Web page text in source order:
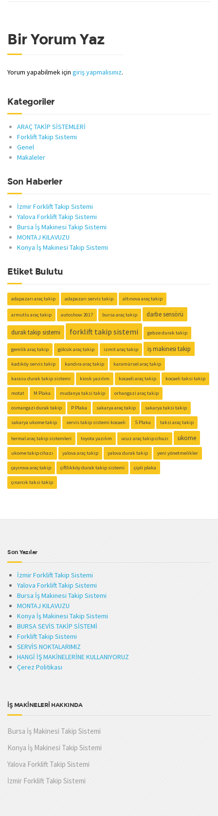
Bir Yorum Yaz
Yorum yapabilmek için giriş yapmalısınız.
Kategoriler
ARAÇ TAKİP SİSTEMLERİ
Forklift Takip Sistemi
Genel
Makaleler
Son Haberler
İzmir Forklift Takip Sistemi
Yalova Forklift Takip Sistemi
Bursa İş Makinesi Takip Sistemi
MONTAJ KILAVUZU
Konya İş Makinesi Takip Sistemi
Etiket Bulutu
adapazarı araç takip adapazarı servis takip altınova araç takip
armutlu araç takip autoshow 2017 bursa araç takip darbe sensörü
durak takip sistemi forklift takip sistemi gebze durak takip
gemlik araç takip gölcük araç takip izmit araç takip iş makinesi takip
kadıköy servis takip kandıra araç takip karamürsel araç takip
karasu durak takip sistemi kiosk yazılım kocaeli araç takip kocaeli taksi takip
motat M Plaka mudanya taksi takip orhangazi araç takip
osmangazi durak takip P Plaka sakarya araç takip sakarya taksi takip
sakarya ukome takip servis takip sistemi kocaeli S Plaka taksi araç takip
termal araç takip sistemleri toyota yazılım ucuz araç takip cihazı ukome
ukome takip cihazı yalova araç takip yalova durak takip yeni yönetmelikler
çayırova araç takip çiftlikköy durak takip sistemi çipli plaka
çınarcık taksi takip
Son Yazılar
İzmir Forklift Takip Sistemi
Yalova Forklift Takip Sistemi
Bursa İş Makinesi Takip Sistemi
MONTAJ KILAVUZU
Konya İş Makinesi Takip Sistemi
BURSA SEVİS TAKİP SİSTEMİ
Forklift Takip Sistemi
SERVİS NOKTALARIMIZ
HANGİ İŞ MAKİNELERİNE KULLANIYORUZ
Çerez Politikası
İŞ MAKİNELERİ HAKKINDA
Bursa İş Makinesi Takip Sistemi
Konya İş Makinesi Takip Sistemi
Yalova Forklift Takip Sistemi
İzmir Forklift Takip Sistemi